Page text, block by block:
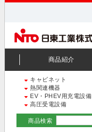
商品紹介
キャビネット
熱関連機器
EV・PHEV用充電設備
高圧受電設備
商品検索